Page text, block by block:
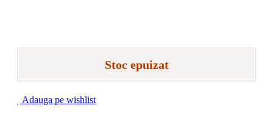
Stoc epuizat
Adauga pe wishlist